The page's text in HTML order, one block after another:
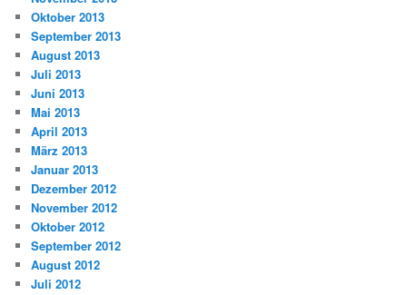
Oktober 2013
September 2013
August 2013
Juli 2013
Juni 2013
Mai 2013
April 2013
März 2013
Januar 2013
Dezember 2012
November 2012
Oktober 2012
September 2012
August 2012
Juli 2012